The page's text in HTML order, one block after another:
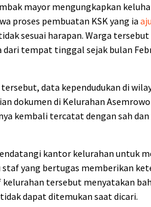
mayor mengungkapkan
proses pembuatan KSK yang ia
sesuai harapan. Warga
dari tempat tinggal sejak bulan
data kependudukan di
dokumen di Kelurahan
kembali tercatat dengan sah
kantor kelurahan untuk
yang bertugas memberikan
tersebut menyatakan
dapat ditemukan saat dicari.